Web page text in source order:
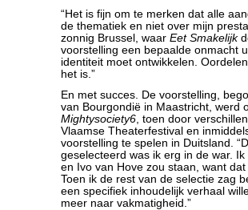
“Het is fijn om te merken dat alle
de thematiek en niet over mijn
zonnig Brussel, waar Eet Smakelijk
voorstelling een bepaalde onmacht
identiteit moet ontwikkelen.
het is.”
En met succes. De voorstelling,
van Bourgondië in Maastricht, werd
Mightysociety6, toen door
Vlaamse Theaterfestival en
voorstelling te spelen in Duitsland.
geselecteerd was ik erg in de war.
en Ivo van Hove zou staan, want
Toen ik de rest van de selectie zag
een specifiek inhoudelijk verhaal
meer naar vakmatigheid.”